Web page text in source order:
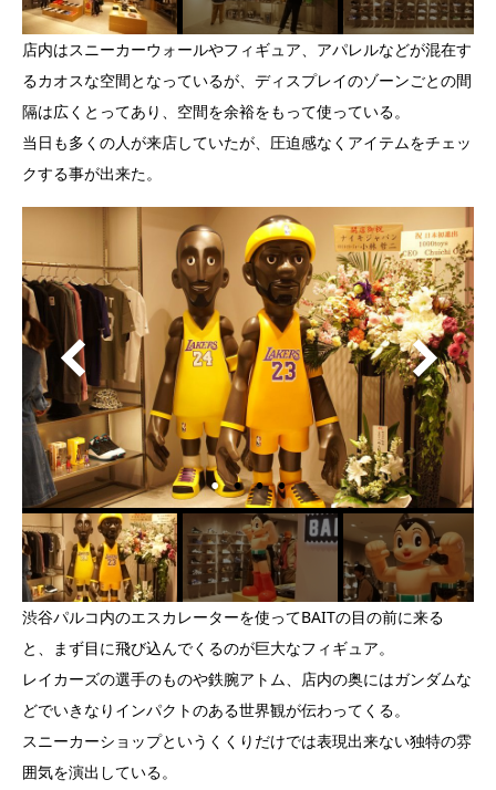
店内はスニーカーウォールやフィギュア、アパレルなどが混在す
るカオスな空間となっているが、ディスプレイのゾーンごとの間
隔は広くとってあり、空間を余裕をもって使っている。
当日も多くの人が来店していたが、圧迫感なくアイテムをチェッ
クする事が出来た。
渋谷パルコ内のエスカレーターを使ってBAITの目の前に来る
と、まず目に飛び込んでくるのが巨大なフィギュア。
レイカーズの選手のものや鉄腕アトム、店内の奥にはガンダムな
どでいきなりインパクトのある世界観が伝わってくる。
スニーカーショップというくくりだけでは表現出来ない独特の雰
囲気を演出している。